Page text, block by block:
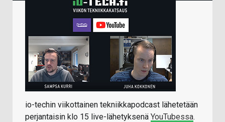
io-techin viikottainen tekniikkapodcast lähetetään
perjantaisin klo 15 live-lähetyksenä YouTubessa.